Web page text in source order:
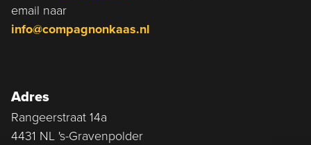
email naar
info@compagnonkaas.nl
Adres
Rangeerstraat 14a
4431 NL 's-Gravenpolder